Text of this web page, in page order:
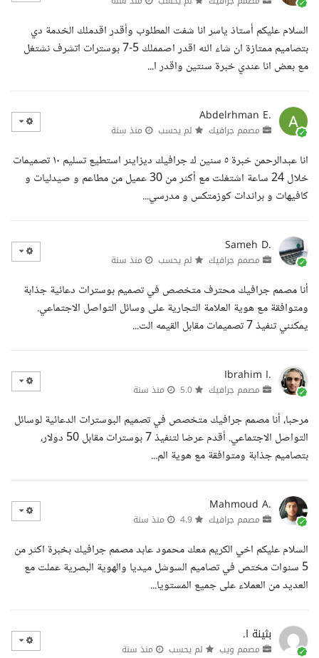
السلام عليكم أستاذ ياسر انا شفت المطلوب وأقدر اقدملك الخدمة دي
بتصاميم ممتازة ان شاء الله اقدر اصمملك 5-7 بوسترات اتشرف نشتغل
مع بعض انا عندي خبرة سنتين واقدر ا...
Abdelrhman E.
مصمم جرافيك لم يحسب منذ سنة
انا عبدالرحمن خبرة ٥ سنين ك جرافيك ديزاينر استطيع تسليم ١٠ تصميمات
خلال 24 ساعة اشتغلت مع أكثر من 30 عميل من مطاعم و صيدليات و
كافيهات و براندات كوزمتكس و مدرسي...
Sameh D.
مصمم جرافيك لم يحسب منذ سنة
أنا مصمم جرافيك محترف متخصص في تصميم بوسترات دعائية جذابة
ومتوافقة مع هوية العلامة التجارية على وسائل التواصل الاجتماعي.
يمكنني تنفيذ 7 تصميمات مقابل القيمه الت...
Ibrahim I.
مصمم جرافيك منذ سنة
مرحبا، أنا مصمم جرافيك متخصص في تصميم البوسترات الدعائية لوسائل
التواصل الاجتماعي. أقدم عرضا لتنفيذ 7 بوسترات مقابل 50 دولار،
بتصاميم جذابة ومتوافقة مع هوية الم...
Mahmoud A.
مصمم جرافيك منذ سنة
السلام عليكم اخي الكريم معك محمود عابد مصمم جرافيك بخبرة اكثر من
5 سنوات مختص في تصاميم السوشل ميديا والهوية البصرية عملت مع
العديد من العملاء على جميع المستويا...
بثينة ا.
مصمم ويب لم يحسب منذ سنة